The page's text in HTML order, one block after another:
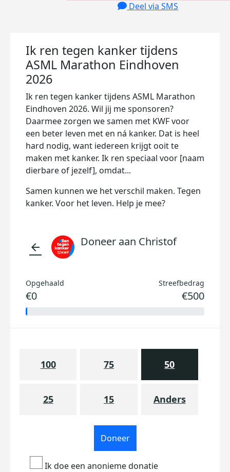
Deel via SMS
Ik ren tegen kanker tijdens
ASML Marathon Eindhoven
2026
Ik ren tegen kanker tijdens ASML Marathon
Eindhoven 2026. Wil jij me sponsoren?
Daarmee zorgen we samen met KWF voor
een beter leven met en ná kanker. Dat is heel
hard nodig, want iedereen krijgt ooit te
maken met kanker. Ik ren speciaal voor [naam
dierbare of jezelf], omdat...
Samen kunnen we het verschil maken. Tegen
kanker. Voor het leven. Help je mee?
arrow_back Doneer aan Christof
Opgehaald
€0
Streefbedrag
€500
100 75 50
25 15 Anders
Doneer
Ik doe een anonieme donatie